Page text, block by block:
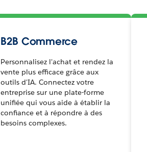
B2B Commerce
Personnalisez l'achat et rendez la
vente plus efficace grâce aux
outils d'IA. Connectez votre
entreprise sur une plate-forme
unifiée qui vous aide à établir la
confiance et à répondre à des
besoins complexes.